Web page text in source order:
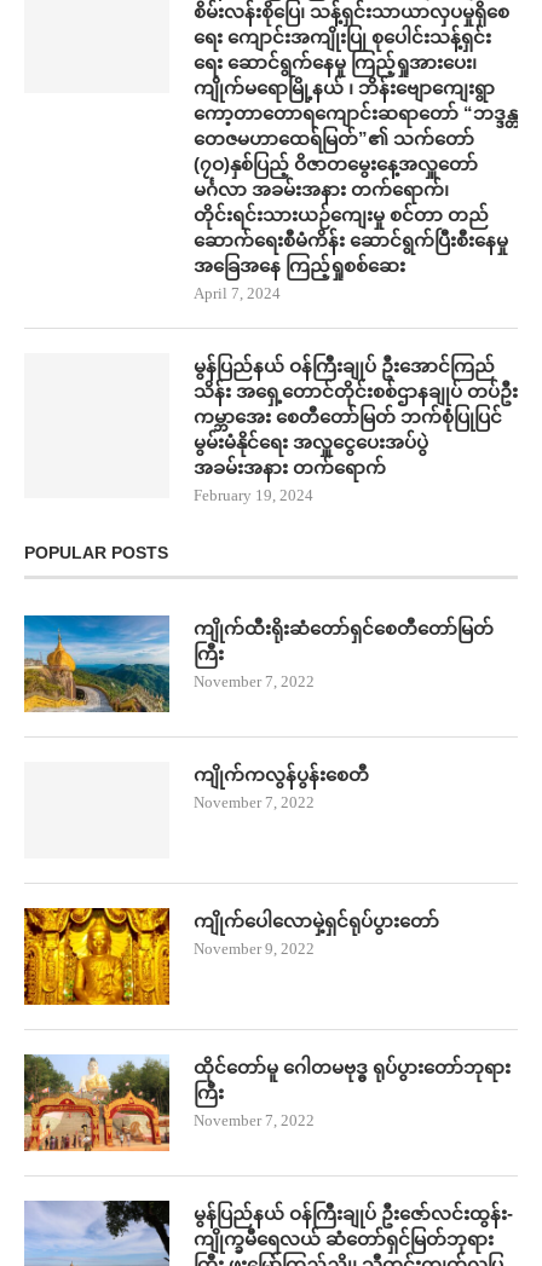
စိမ်းလန်းစို​​ပြေ​၊ သန့်ရှင်းသာယာလှ​ပ​မှုရှိ​စေ
ရေး ကျောင်းအကျိုးပြု စု​ပေါင်းသန့်ရှင်း​
ရေး ​ဆောင်ရွက်နေမှု ကြည့်ရှုအား​ပေး၊
ကျိုက်မရောမြို့နယ် ၊ ဘိန်းဗျောကျေးရွာ
ကော့တာတောရကျောင်းဆရာတော် “ဘဒ္ဒန္တ
တေဇမဟာထေရ်မြတ်”၏ သက်တော်
(၇ဝ)နှစ်ပြည့် ဝိဇာတမွေးနေ့အလှူတော်
မင်္ဂလာ အခမ်းအနား တက်​ရောက်၊
တိုင်းရင်းသားယဉ်ကျေးမှု စင်တာ တည်​
ဆောက်​ရေးစီမံကိန်း ​ဆောင်ရွက်ပြီးစီး​နေမှု
အ​ခြေအ​နေ ကြည့်ရှုစစ်​ဆေး
April 7, 2024
မွန်ပြည်နယ် ဝန်ကြီးချုပ် ဦး​အောင်ကြည်
သိန်း အရှေ့တောင်တိုင်းစစ်ဌာနချုပ် တပ်ဦး
ကမ္ဘာ​အေး စေတီ​တော်မြတ် ဘက်စုံပြုပြင်
မွမ်းမံနိုင်​ရေး အလှူ​ငွေ​ပေးအပ်ပွဲ
အခမ်းအနား တက်​ရောက်
February 19, 2024
POPULAR POSTS
ကျိုက်ထီးရိုးဆံတော်ရှင်စေတီတော်မြတ်
ကြီး
November 7, 2022
ကျိုက်ကလွန်ပွန်းစေတီ
November 7, 2022
ကျိုက်ပေါလောမှဲ့ရှင်ရုပ်ပွားတော်
November 9, 2022
ထိုင်တော်မူ ဂေါတမဗုဒ္ဓ ရုပ်ပွားတော်ဘုရား
ကြီး
November 7, 2022
မွန်ပြည်နယ် ဝန်ကြီးချုပ် ဦး​ဇော်လင်းထွန်း-
ကျိုက္ခမီရေလယ် ဆံတော်ရှင်မြတ်ဘုရား